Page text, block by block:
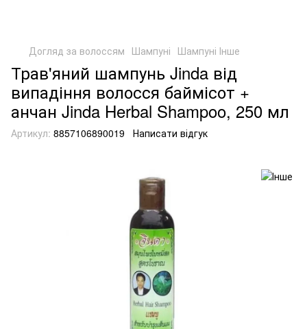
Догляд за волоссям Шампуні Шампуні Інше
Трав'яний шампунь Jinda від
випадіння волосся баймісот +
анчан Jinda Herbal Shampoo, 250 мл
Артикул: 8857106890019 Написати відгук